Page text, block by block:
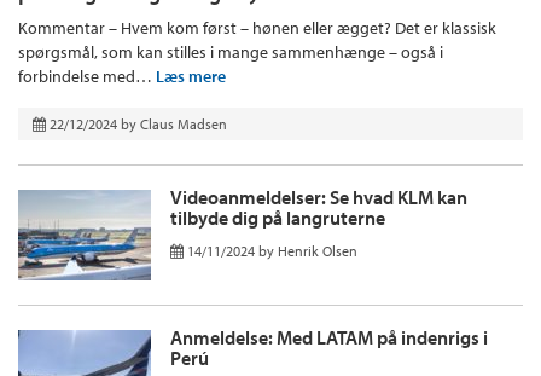
Kommentar – Hvem kom først – hønen eller ægget? Det er klassisk
spørgsmål, som kan stilles i mange sammenhænge – også i
forbindelse med… Læs mere
22/12/2024 by Claus Madsen
Videoanmeldelser: Se hvad KLM kan
tilbyde dig på langruterne
14/11/2024 by Henrik Olsen
Anmeldelse: Med LATAM på indenrigs i
Perú